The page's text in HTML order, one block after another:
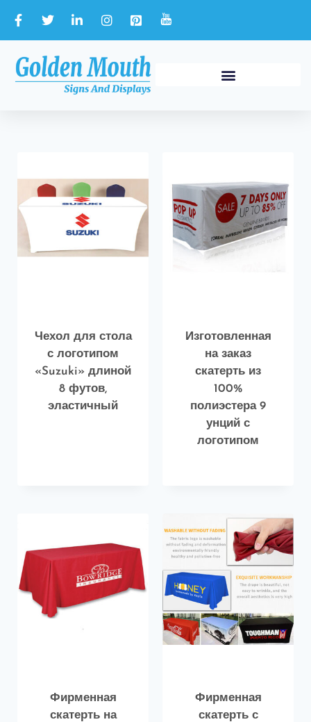
Чехол для стола
с логотипом
«Suzuki» длиной
8 футов,
эластичный
Изготовленная
на заказ
скатерть из
100%
полиэстера 9
унций с
логотипом
Фирменная
скатерть на
Фирменная
скатерть с